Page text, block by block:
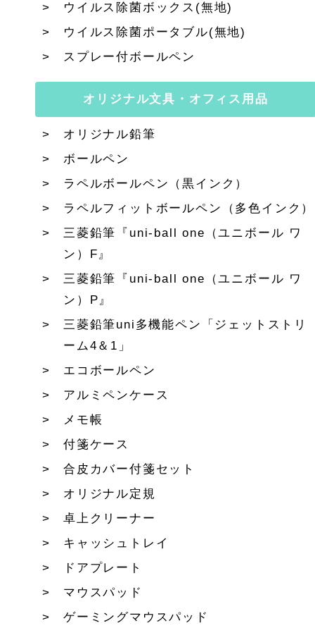
ウイルス除菌ボックス(無地)
ウイルス除菌ポータブル(無地)
スプレー付ボールペン
オリジナル文具・オフィス用品
オリジナル鉛筆
ボールペン
ラペルボールペン（黒インク）
ラペルフィットボールペン（多色インク）
三菱鉛筆『uni-ball one（ユニボール ワ
ン）F』
三菱鉛筆『uni-ball one（ユニボール ワ
ン）P』
三菱鉛筆uni多機能ペン「ジェットストリ
ーム4＆1」
エコボールペン
アルミペンケース
メモ帳
付箋ケース
合皮カバー付箋セット
オリジナル定規
卓上クリーナー
キャッシュトレイ
ドアプレート
マウスパッド
ゲーミングマウスパッド